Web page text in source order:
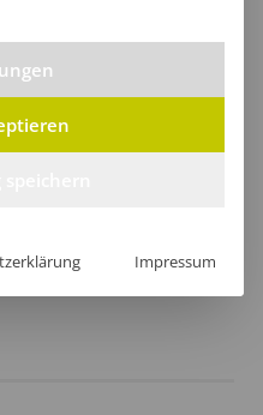
Formstabilität sorgt
Impressum